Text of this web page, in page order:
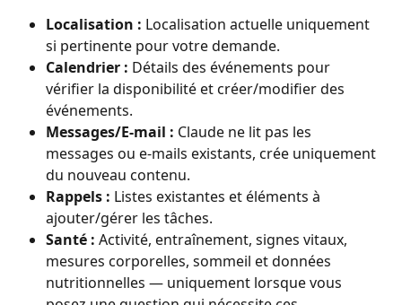
Localisation : Localisation actuelle uniquement
si pertinente pour votre demande.
Calendrier : Détails des événements pour
vérifier la disponibilité et créer/modifier des
événements.
Messages/E-mail : Claude ne lit pas les
messages ou e-mails existants, crée uniquement
du nouveau contenu.
Rappels : Listes existantes et éléments à
ajouter/gérer les tâches.
Santé : Activité, entraînement, signes vitaux,
mesures corporelles, sommeil et données
nutritionnelles — uniquement lorsque vous